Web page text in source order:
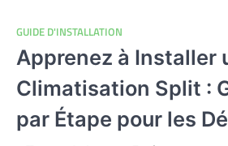
GUIDE D'INSTALLATION
Apprenez à Installer
Climatisation Split :
par Étape pour les